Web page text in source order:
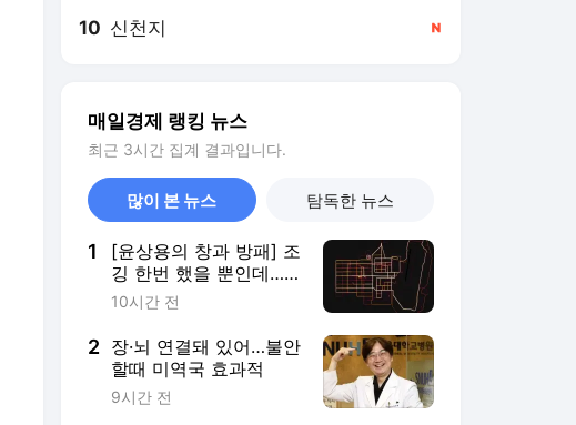
10 신천지
매일경제 랭킹 뉴스
최근 3시간 집계 결과입니다.
많이 본 뉴스 탐독한 뉴스
1
[윤상용의 창과 방패] 조
깅 한번 했을 뿐인데…
핵항모 위치가 들통났다
10시간 전
2 장·뇌 연결돼 있어…불안
할때 미역국 효과적
9시간 전